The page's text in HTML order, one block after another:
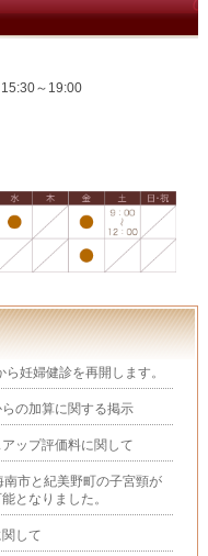
～19:00
妊婦健診を再開します。
の加算に関する掲示
ップ評価料に関して
市と紀美野町の子宮頸が
となりました。
して